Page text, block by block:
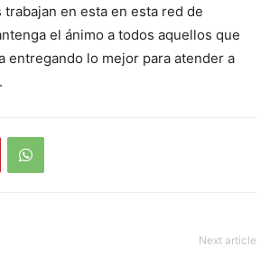
en esta en esta red de
el ánimo a todos aquellos que
entregando lo mejor para atender a
Next article